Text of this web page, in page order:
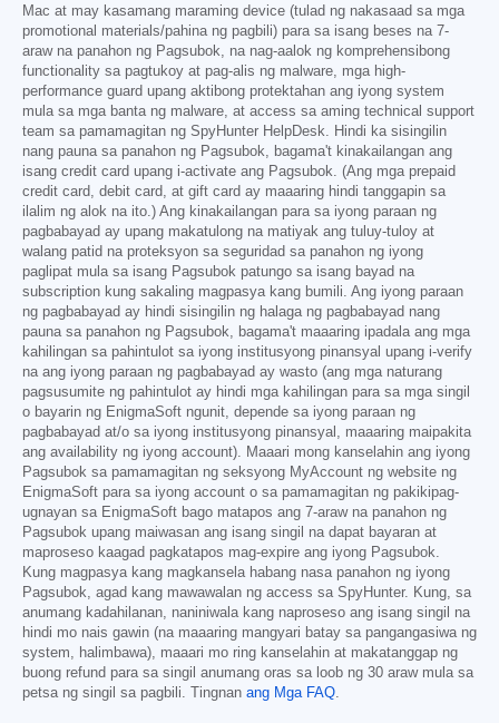
Mac at may kasamang maraming device (tulad ng nakasaad sa mga
promotional materials/pahina ng pagbili) para sa isang beses na 7-
araw na panahon ng Pagsubok, na nag-aalok ng komprehensibong
functionality sa pagtukoy at pag-alis ng malware, mga high-
performance guard upang aktibong protektahan ang iyong system
mula sa mga banta ng malware, at access sa aming technical support
team sa pamamagitan ng SpyHunter HelpDesk. Hindi ka sisingilin
nang pauna sa panahon ng Pagsubok, bagama't kinakailangan ang
isang credit card upang i-activate ang Pagsubok. (Ang mga prepaid
credit card, debit card, at gift card ay maaaring hindi tanggapin sa
ilalim ng alok na ito.) Ang kinakailangan para sa iyong paraan ng
pagbabayad ay upang makatulong na matiyak ang tuluy-tuloy at
walang patid na proteksyon sa seguridad sa panahon ng iyong
paglipat mula sa isang Pagsubok patungo sa isang bayad na
subscription kung sakaling magpasya kang bumili. Ang iyong paraan
ng pagbabayad ay hindi sisingilin ng halaga ng pagbabayad nang
pauna sa panahon ng Pagsubok, bagama't maaaring ipadala ang mga
kahilingan sa pahintulot sa iyong institusyong pinansyal upang i-verify
na ang iyong paraan ng pagbabayad ay wasto (ang mga naturang
pagsusumite ng pahintulot ay hindi mga kahilingan para sa mga singil
o bayarin ng EnigmaSoft ngunit, depende sa iyong paraan ng
pagbabayad at/o sa iyong institusyong pinansyal, maaaring maipakita
ang availability ng iyong account). Maaari mong kanselahin ang iyong
Pagsubok sa pamamagitan ng seksyong MyAccount ng website ng
EnigmaSoft para sa iyong account o sa pamamagitan ng pakikipag-
ugnayan sa EnigmaSoft bago matapos ang 7-araw na panahon ng
Pagsubok upang maiwasan ang isang singil na dapat bayaran at
maproseso kaagad pagkatapos mag-expire ang iyong Pagsubok.
Kung magpasya kang magkansela habang nasa panahon ng iyong
Pagsubok, agad kang mawawalan ng access sa SpyHunter. Kung, sa
anumang kadahilanan, naniniwala kang naproseso ang isang singil na
hindi mo nais gawin (na maaaring mangyari batay sa pangangasiwa ng
system, halimbawa), maaari mo ring kanselahin at makatanggap ng
buong refund para sa singil anumang oras sa loob ng 30 araw mula sa
petsa ng singil sa pagbili. Tingnan ang Mga FAQ.